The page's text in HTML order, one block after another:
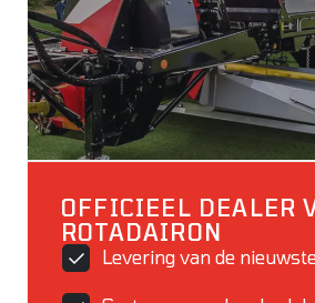
OFFICIEEL DEALER
ROTADAIRON
Levering van de